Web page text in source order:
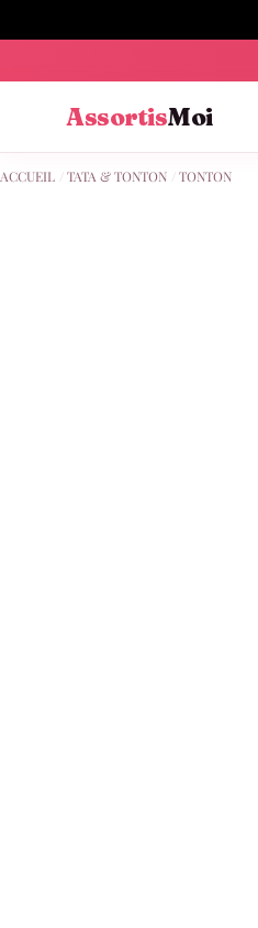
AssortisMoi
ACCUEIL TATA & TONTON TONTON